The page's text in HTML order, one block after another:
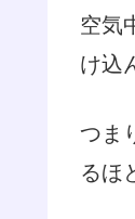
空気
け込
つま
るほ